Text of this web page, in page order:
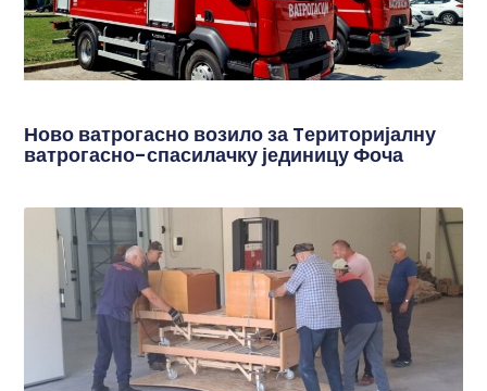
Ново ватрогасно возило за Tериторијалну
ватрогасно-спасилачку јединицу Фоча